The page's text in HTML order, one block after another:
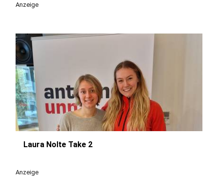
Anzeige
Laura Nolte Take 2
Anzeige